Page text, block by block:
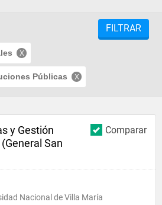
Públicas
FILTRAR
Comparar
y Gestión
San
Nacional de Villa María